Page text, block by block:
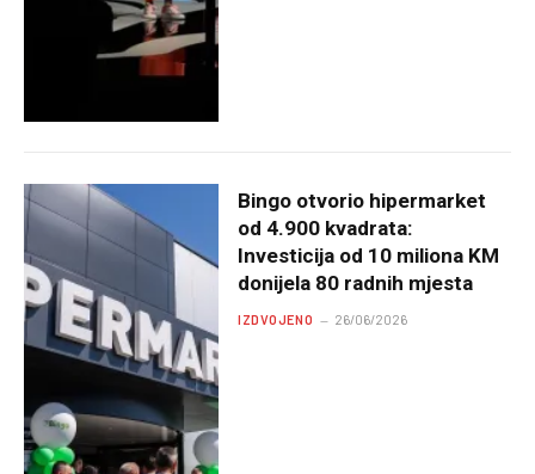
Bingo otvorio hipermarket
od 4.900 kvadrata:
Investicija od 10 miliona KM
donijela 80 radnih mjesta
IZDVOJENO 26/06/2026